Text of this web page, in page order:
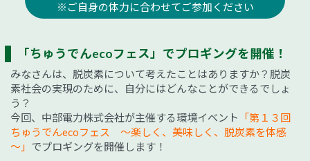
※ご自身の体力に合わせてご参加ください
「ちゅうでんecoフェス」でプロギングを開催！
みなさんは、脱炭素について考えたことはありますか？脱炭
素社会の実現のために、自分にはどんなことができるでしょ
う？
今回、中部電力株式会社が主催する環境イベント
「第１３回
ちゅうでんecoフェス ～楽しく、美味しく、脱炭素を体感
～」 でプロギングを開催します！